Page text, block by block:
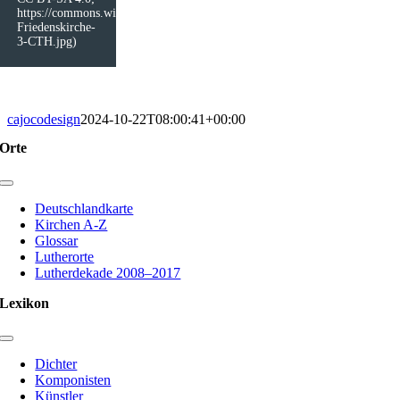
https://commons.wikimedia.org/wiki/File:Bienst%C3%A4dt-
Friedenskirche-
3-CTH.jpg)
cajocodesign2024-10-22T08:00:41+00:00
Orte
Toggle
NavigationDeutschlandkarte
Kirchen A-Z
Glossar
Lutherorte
Lutherdekade 2008–2017
Lexikon
Toggle
Navigation
Dichter
Komponisten
Künstler